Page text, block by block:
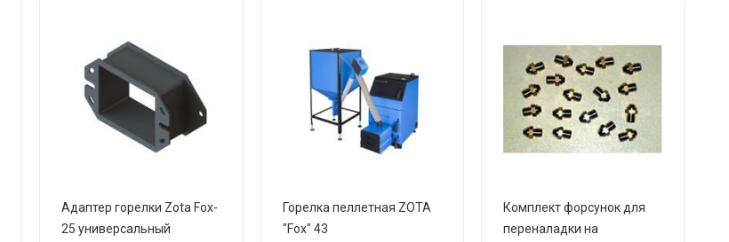
Адаптер горелки Zota Fox-
25 универсальный
Горелка пеллетная ZOTA
"Fox" 43
Комплект форсунок для
переналадки на